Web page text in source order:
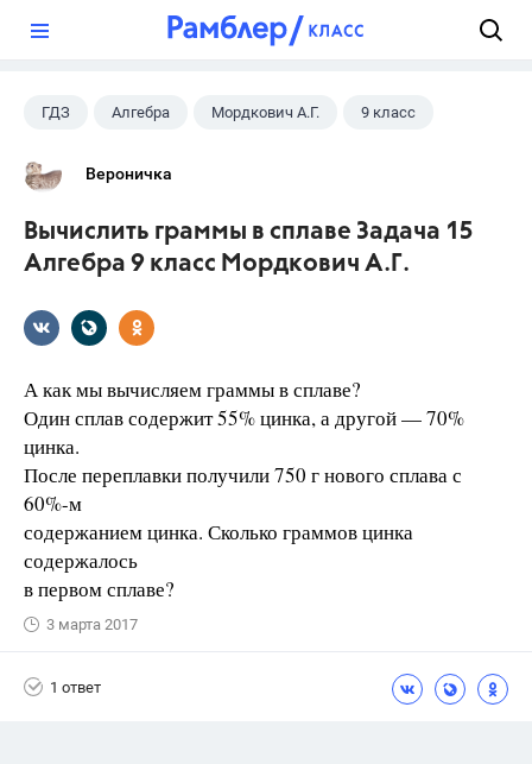
ГДЗ Алгебра Мордкович А.Г. 9 класс
Вероничка
Вычислить граммы в сплаве Задача 15
Алгебра 9 класс Мордкович А.Г.
А как мы вычисляем граммы в сплаве?
Один сплав содержит 55% цинка, а другой — 70%
цинка.
После переплавки получили 750 г нового сплава с
60%-м
содержанием цинка. Сколько граммов цинка
содержалось
в первом сплаве?
3 марта 2017
1 ответ